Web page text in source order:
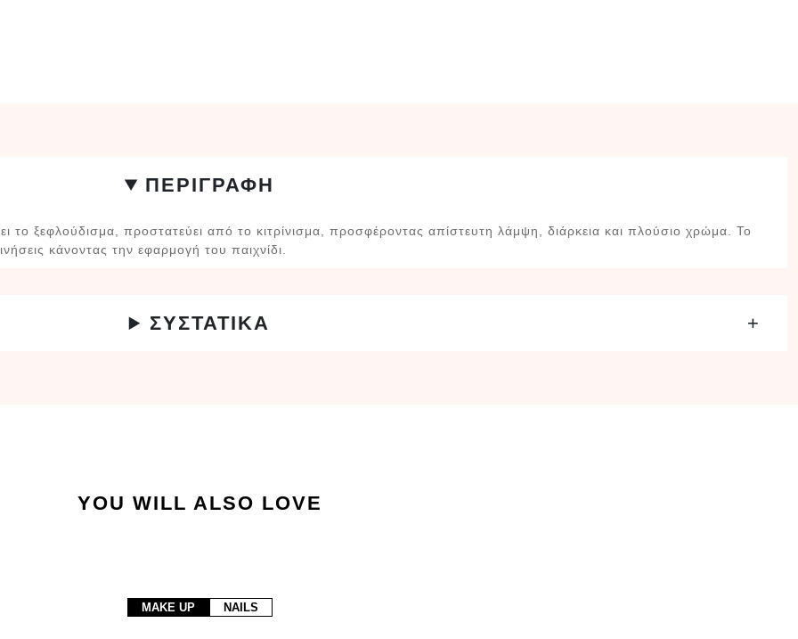
ΠΕΡΙΓΡΑΦΗ
το ξεφλούδισμα, προστατεύει από το κιτρίνισμα, προσφέροντας απίστευτη λάμψη, διάρκεια και πλούσιο χρώμα. Το
κάνοντας την εφαρμογή του παιχνίδι.
ΣΥΣΤΑΤΙΚΑ
YOU WILL ALSO LOVE
MAKE UP NAILS